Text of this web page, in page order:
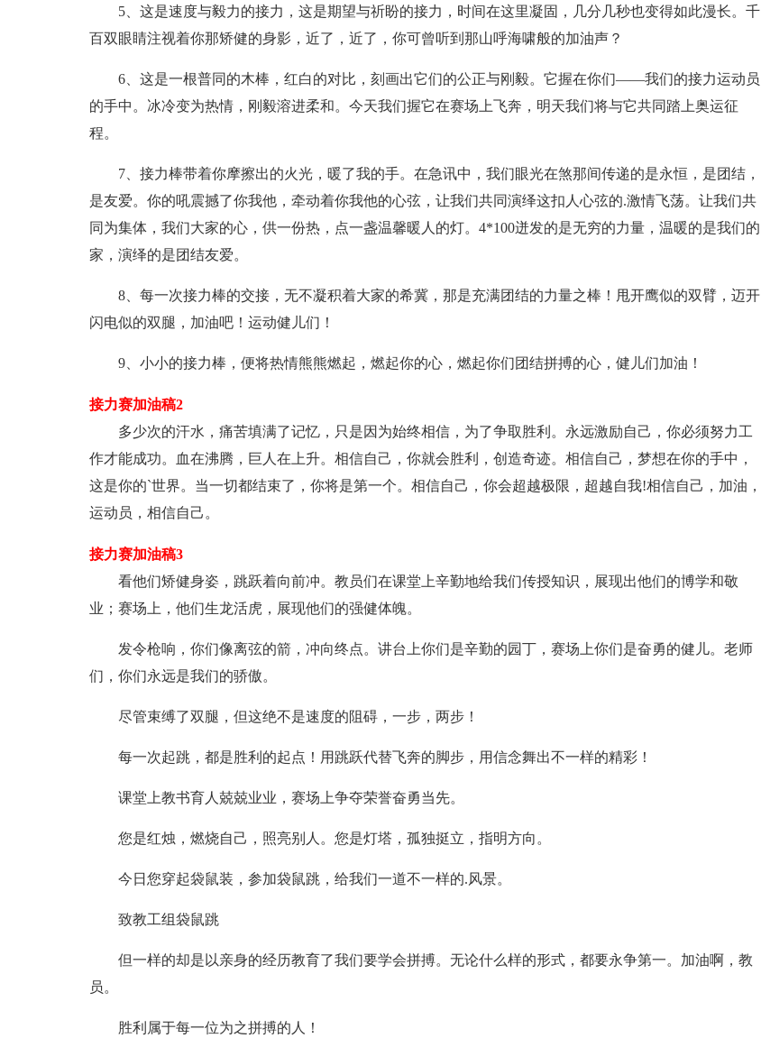
5、这是速度与毅力的接力，这是期望与祈盼的接力，时间在这里凝固，几分几秒也变得如此漫长。千
百双眼睛注视着你那矫健的身影，近了，近了，你可曾听到那山呼海啸般的加油声？
6、这是一根普同的木棒，红白的对比，刻画出它们的公正与刚毅。它握在你们——我们的接力运动员
的手中。冰冷变为热情，刚毅溶进柔和。今天我们握它在赛场上飞奔，明天我们将与它共同踏上奥运征
程。
7、接力棒带着你摩擦出的火光，暖了我的手。在急讯中，我们眼光在煞那间传递的是永恒，是团结，
是友爱。你的吼震撼了你我他，牵动着你我他的心弦，让我们共同演绎这扣人心弦的.激情飞荡。让我们共
同为集体，我们大家的心，供一份热，点一盏温馨暖人的灯。4*100迸发的是无穷的力量，温暖的是我们的
家，演绎的是团结友爱。
8、每一次接力棒的交接，无不凝积着大家的希冀，那是充满团结的力量之棒！甩开鹰似的双臂，迈开
闪电似的双腿，加油吧！运动健儿们！
9、小小的接力棒，便将热情熊熊燃起，燃起你的心，燃起你们团结拼搏的心，健儿们加油！
接力赛加油稿2
多少次的汗水，痛苦填满了记忆，只是因为始终相信，为了争取胜利。永远激励自己，你必须努力工
作才能成功。血在沸腾，巨人在上升。相信自己，你就会胜利，创造奇迹。相信自己，梦想在你的手中，
这是你的`世界。当一切都结束了，你将是第一个。相信自己，你会超越极限，超越自我!相信自己，加油，
运动员，相信自己。
接力赛加油稿3
看他们矫健身姿，跳跃着向前冲。教员们在课堂上辛勤地给我们传授知识，展现出他们的博学和敬
业；赛场上，他们生龙活虎，展现他们的强健体魄。
发令枪响，你们像离弦的箭，冲向终点。讲台上你们是辛勤的园丁，赛场上你们是奋勇的健儿。老师
们，你们永远是我们的骄傲。
尽管束缚了双腿，但这绝不是速度的阻碍，一步，两步！
每一次起跳，都是胜利的起点！用跳跃代替飞奔的脚步，用信念舞出不一样的精彩！
课堂上教书育人兢兢业业，赛场上争夺荣誉奋勇当先。
您是红烛，燃烧自己，照亮别人。您是灯塔，孤独挺立，指明方向。
今日您穿起袋鼠装，参加袋鼠跳，给我们一道不一样的.风景。
致教工组袋鼠跳
但一样的却是以亲身的经历教育了我们要学会拼搏。无论什么样的形式，都要永争第一。加油啊，教
员。
胜利属于每一位为之拼搏的人！